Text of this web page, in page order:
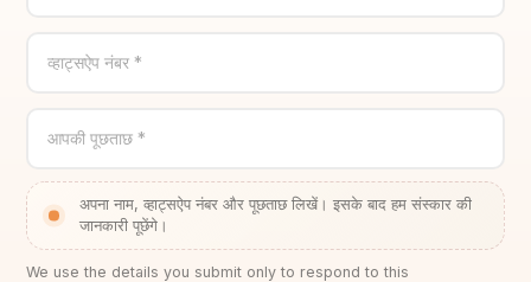
व्हाट्सऐप नंबर *
आपकी पूछताछ *
अपना नाम, व्हाट्सऐप नंबर और पूछताछ लिखें। इसके बाद हम संस्कार की
जानकारी पूछेंगे।
We use the details you submit only to respond to this